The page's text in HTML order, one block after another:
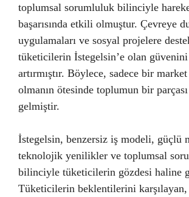
toplumsal sorumluluk bilinciyle
başarısında etkili olmuştur. Çevreye
uygulamaları ve sosyal projelere
tüketicilerin İstegelsin’e olan
artırmıştır. Böylece, sadece bir
olmanın ötesinde toplumun bir
gelmiştir.
İstegelsin, benzersiz iş modeli, güçlü
teknolojik yenilikler ve toplumsal
bilinciyle tüketicilerin gözdesi haline
Tüketicilerin beklentilerini